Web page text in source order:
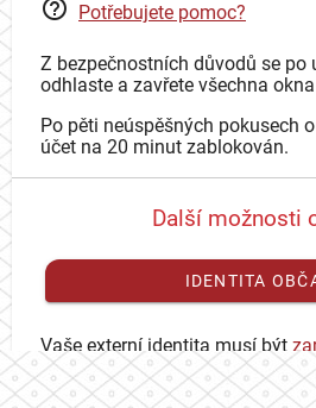
Potřebujete pomoc?
Z bezpečnostních důvodů se po
odhlaste a zavřete všechna
Po pěti neúspěšných pokusech
účet na 20 minut zablokován.
Další možnosti
IDENTITA
Vaše externí identita musí být
se mohli přihlásit ke svému CAS